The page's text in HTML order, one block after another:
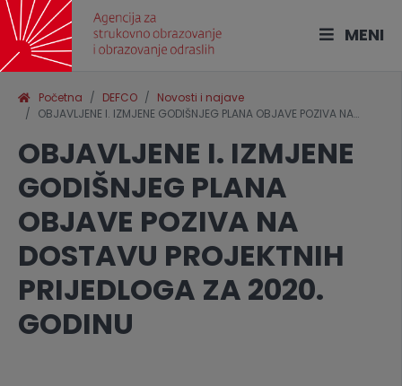
MENI
Početna DEFCO
Novosti i najave
OBJAVLJENE I. IZMJENE GODIŠNJEG PLANA OBJAVE POZIVA NA…
OBJAVLJENE I. IZMJENE
GODIŠNJEG PLANA
OBJAVE POZIVA NA
DOSTAVU PROJEKTNIH
PRIJEDLOGA ZA 2020.
GODINU